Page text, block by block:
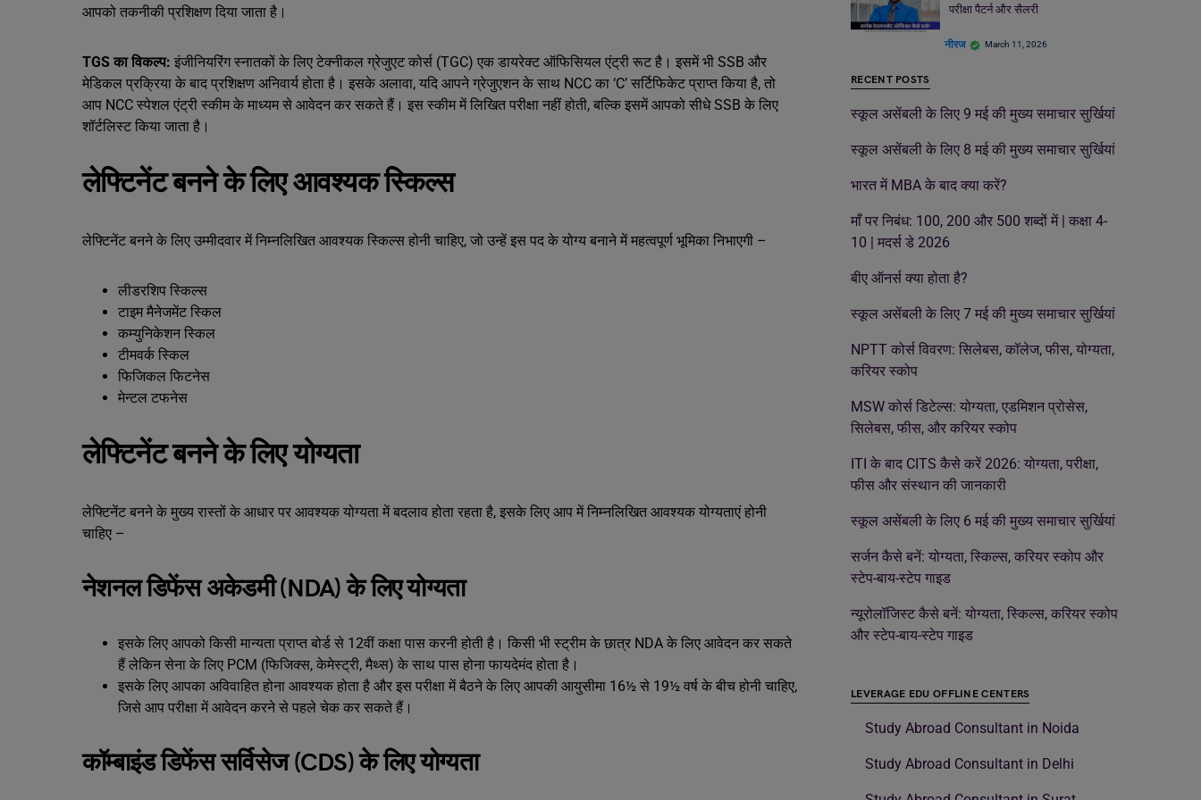
आपको तकनीकी प्रशिक्षण दिया जाता है।
TGS का विकल्प: इंजीनियरिंग स्नातकों के लिए टेक्नीकल ग्रेजुएट कोर्स (TGC) एक डायरेक्ट ऑफिसियल एंट्री रूट है। इसमें भी SSB और
मेडिकल प्रक्रिया के बाद प्रशिक्षण अनिवार्य होता है। इसके अलावा, यदि आपने ग्रेजुएशन के साथ NCC का ‘C’ सर्टिफिकेट प्राप्त किया है, तो
आप NCC स्पेशल एंट्री स्कीम के माध्यम से आवेदन कर सकते हैं। इस स्कीम में लिखित परीक्षा नहीं होती, बल्कि इसमें आपको सीधे SSB के लिए
शॉर्टलिस्ट किया जाता है।
लेफ्टिनेंट बनने के लिए आवश्यक स्किल्स
लेफ्टिनेंट बनने के लिए उम्मीदवार में निम्नलिखित आवश्यक स्किल्स होनी चाहिए, जो उन्हें इस पद के योग्य बनाने में महत्वपूर्ण भूमिका निभाएगी –
लीडरशिप स्किल्स
टाइम मैनेजमेंट स्किल
कम्युनिकेशन स्किल
टीमवर्क स्किल
फिजिकल फिटनेस
मेन्टल टफनेस
लेफ्टिनेंट बनने के लिए योग्यता
लेफ्टिनेंट बनने के मुख्य रास्तों के आधार पर आवश्यक योग्यता में बदलाव होता रहता है, इसके लिए आप में निम्नलिखित आवश्यक योग्यताएं होनी
चाहिए –
नेशनल डिफेंस अकेडमी (NDA) के लिए योग्यता
इसके लिए आपको किसी मान्यता प्राप्त बोर्ड से 12वीं कक्षा पास करनी होती है। किसी भी स्ट्रीम के छात्र NDA के लिए आवेदन कर सकते
हैं लेकिन सेना के लिए PCM (फिजिक्स, केमेस्ट्री, मैथ्स) के साथ पास होना फायदेमंद होता है।
इसके लिए आपका अविवाहित होना आवश्यक होता है और इस परीक्षा में बैठने के लिए आपकी आयुसीमा 16½ से 19½ वर्ष के बीच होनी चाहिए,
जिसे आप परीक्षा में आवेदन करने से पहले चेक कर सकते हैं।
कॉम्बाइंड डिफेंस सर्विसेज (CDS) के लिए योग्यता
परीक्षा पैटर्न और सैलरी
नीरज March 11, 2026
RECENT POSTS
स्कूल असेंबली के लिए 9 मई की मुख्य समाचार सुर्खियां
स्कूल असेंबली के लिए 8 मई की मुख्य समाचार सुर्खियां
भारत में MBA के बाद क्या करें?
माँ पर निबंध: 100, 200 और 500 शब्दों में | कक्षा 4-
10 | मदर्स डे 2026
बीए ऑनर्स क्या होता है?
स्कूल असेंबली के लिए 7 मई की मुख्य समाचार सुर्खियां
NPTT कोर्स विवरण: सिलेबस, कॉलेज, फीस, योग्यता,
करियर स्कोप
MSW कोर्स डिटेल्स: योग्यता, एडमिशन प्रोसेस,
सिलेबस, फीस, और करियर स्कोप
ITI के बाद CITS कैसे करें 2026: योग्यता, परीक्षा,
फीस और संस्थान की जानकारी
स्कूल असेंबली के लिए 6 मई की मुख्य समाचार सुर्खियां
सर्जन कैसे बनें: योग्यता, स्किल्स, करियर स्कोप और
स्टेप-बाय-स्टेप गाइड
न्यूरोलॉजिस्ट कैसे बनें: योग्यता, स्किल्स, करियर स्कोप
और स्टेप-बाय-स्टेप गाइड
LEVERAGE EDU OFFLINE CENTERS
Study Abroad Consultant in Noida
Study Abroad Consultant in Delhi